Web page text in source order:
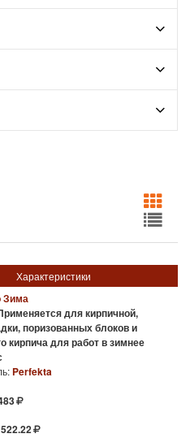
Характеристики
Зима
для кирпичной,
поризованных блоков и
кирпича для работ в зимнее
Perfekta
522.22